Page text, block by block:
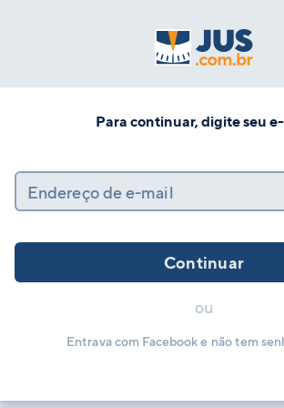
Para continuar, digite seu
Endereço de e-mail
Continuar
ou
Entrava com Facebook e não tem